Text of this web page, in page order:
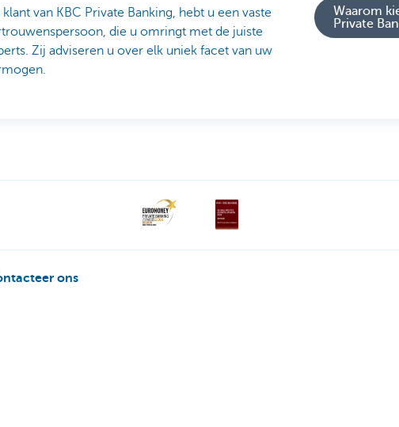
klant van KBC Private Banking, hebt u een vaste
die u omringt met de juiste
Zij adviseren u over elk uniek facet van uw
Waarom
Private
ons